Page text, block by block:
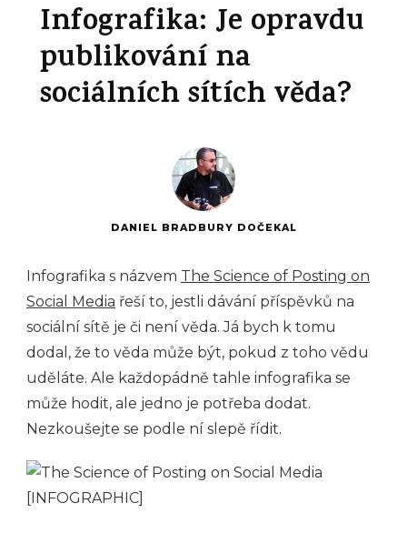
Infografika: Je opravdu
publikování na
sociálních sítích věda?
DANIEL BRADBURY DOČEKAL
Infografika s názvem The Science of Posting on
Social Media řeší to, jestli dávání příspěvků na
sociální sítě je či není věda. Já bych k tomu
dodal, že to věda může být, pokud z toho vědu
uděláte. Ale každopádně tahle infografika se
může hodit, ale jedno je potřeba dodat.
Nezkoušejte se podle ní slepě řídit.